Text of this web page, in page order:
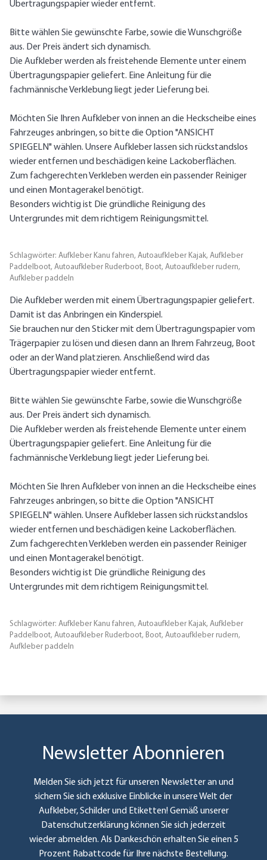
Übertragungspapier wieder entfernt.
Bitte wählen Sie gewünschte Farbe, sowie die Wunschgröße
aus. Der Preis ändert sich dynamisch.
Die Aufkleber werden als freistehende Elemente unter einem
Übertragungspapier geliefert. Eine Anleitung für die
fachmännische Verklebung liegt jeder Lieferung bei.
Möchten Sie Ihren Aufkleber von innen an die Heckscheibe eines
Fahrzeuges anbringen, so bitte die Option "ANSICHT
SPIEGELN" wählen. Unsere Aufkleber lassen sich rückstandslos
wieder entfernen und beschädigen keine Lackoberflächen.
Zum fachgerechten Verkleben werden ein passender Reiniger
und einen Montagerakel benötigt.
Besonders wichtig ist Die gründliche Reinigung des
Untergrundes mit dem richtigem Reinigungsmittel.
Schlagwörter: Aufkleber Kanu fahren, Autoaufkleber Kajak, Aufkleber
Paddelboot, Autoaufkleber Ruderboot, Boot, Autoaufkleber rudern,
Aufkleber paddeln
Die Aufkleber werden mit einem Übertragungspapier geliefert.
Damit ist das Anbringen ein Kinderspiel.
Sie brauchen nur den Sticker mit dem Übertragungspapier vom
Trägerpapier zu lösen und diesen dann an Ihrem Fahrzeug, Boot
oder an der Wand platzieren. Anschließend wird das
Übertragungspapier wieder entfernt.
Bitte wählen Sie gewünschte Farbe, sowie die Wunschgröße
aus. Der Preis ändert sich dynamisch.
Die Aufkleber werden als freistehende Elemente unter einem
Übertragungspapier geliefert. Eine Anleitung für die
fachmännische Verklebung liegt jeder Lieferung bei.
Möchten Sie Ihren Aufkleber von innen an die Heckscheibe eines
Fahrzeuges anbringen, so bitte die Option "ANSICHT
SPIEGELN" wählen. Unsere Aufkleber lassen sich rückstandslos
wieder entfernen und beschädigen keine Lackoberflächen.
Zum fachgerechten Verkleben werden ein passender Reiniger
und einen Montagerakel benötigt.
Besonders wichtig ist Die gründliche Reinigung des
Untergrundes mit dem richtigem Reinigungsmittel.
Schlagwörter: Aufkleber Kanu fahren, Autoaufkleber Kajak, Aufkleber
Paddelboot, Autoaufkleber Ruderboot, Boot, Autoaufkleber rudern,
Aufkleber paddeln
Newsletter Abonnieren
Melden Sie sich jetzt für unseren Newsletter an und
sichern Sie sich exklusive Einblicke in unsere Welt der
Aufkleber, Schilder und Etiketten! Gemäß unserer
Datenschutzerklärung können Sie sich jederzeit
wieder abmelden. Als Dankeschön erhalten Sie einen 5
Prozent Rabattcode für Ihre nächste Bestellung.